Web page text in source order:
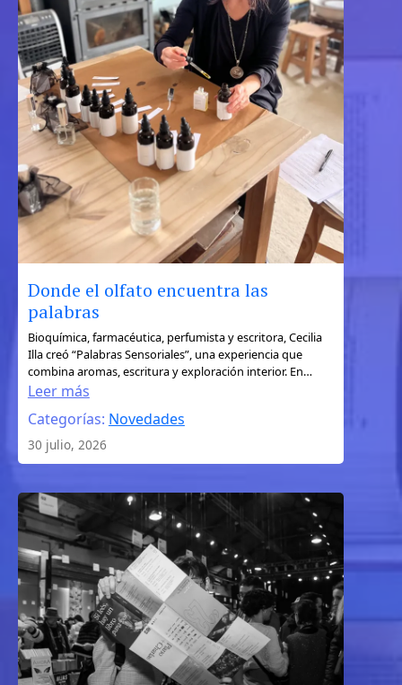
Donde el olfato encuentra las
palabras
Bioquímica, farmacéutica, perfumista y escritora, Cecilia
Illa creó “Palabras Sensoriales”, una experiencia que
combina aromas, escritura y exploración interior. En…
Leer más
:
Donde
el
olfato
encuentra
las
palabras
Categorías: Novedades
30 julio, 2026